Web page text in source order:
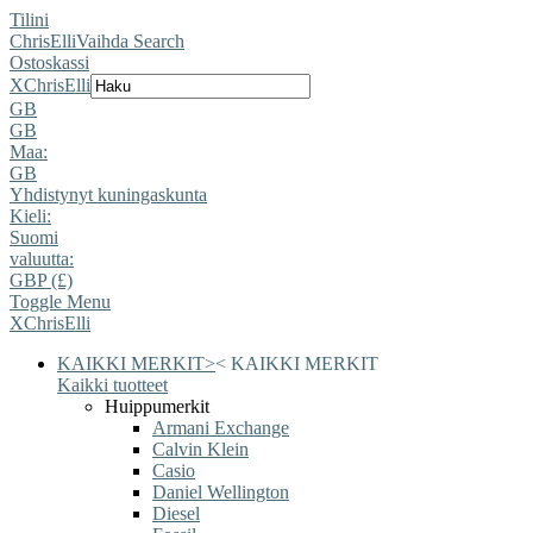
Tilini
ChrisElliVaihda Search
Ostoskassi
XChrisElli
GB
GB
Maa:
GB
Yhdistynyt kuningaskunta
Kieli:
Suomi
valuutta:
GBP (£)
Toggle Menu
XChrisElli
KAIKKI MERKIT>< KAIKKI MERKIT
Kaikki tuotteet
Huippumerkit
Armani Exchange
Calvin Klein
Casio
Daniel Wellington
Diesel